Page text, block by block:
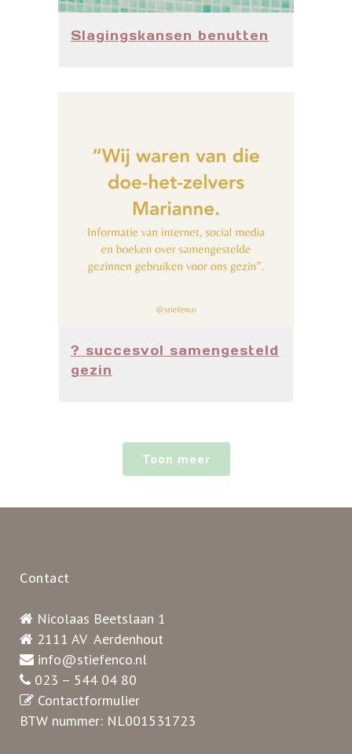
Slagingskansen benutten
? succesvol samengesteld
gezin
Toon meer
Contact
Nicolaas Beetslaan 1
2111 AV Aerdenhout
info@stiefenco.nl
023 – 544 04 80
Contactformulier
BTW nummer: NL001531723